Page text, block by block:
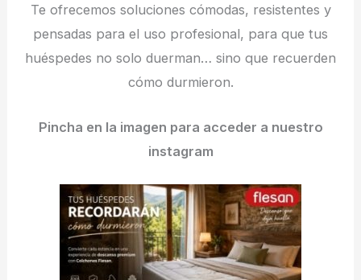
Te ofrecemos soluciones cómodas, resistentes y
pensadas para el uso profesional, para que tus
huéspedes no solo duerman… sino que recuerden
cómo durmieron.
Pincha en la imagen para acceder a nuestro
instagram